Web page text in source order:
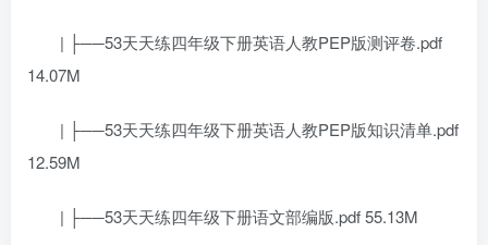
| ├──53天天练四年级下册英语人教PEP版测评卷.pdf
14.07M
| ├──53天天练四年级下册英语人教PEP版知识清单.pdf
12.59M
| ├──53天天练四年级下册语文部编版.pdf 55.13M